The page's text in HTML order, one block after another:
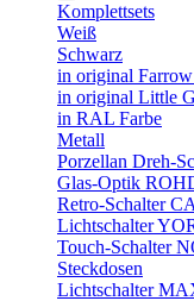
Komplettsets
Weiß
Schwarz
in original
in original Little
in RAL Farbe
Metall
Porzellan Dreh-
Glas-Optik
Retro-Schalter
Lichtschalter
Touch-Schalter
Steckdosen
Lichtschalter